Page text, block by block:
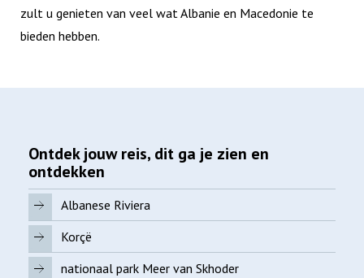
zult u genieten van veel wat Albanie en Macedonie te
bieden hebben.
Ontdek jouw reis, dit ga je zien en
ontdekken
Albanese Riviera
Korçë
nationaal park Meer van Skhoder